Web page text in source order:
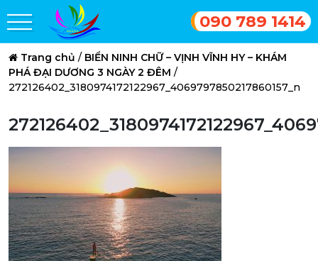
090 789 1414
Trang chủ / BIỂN NINH CHỮ – VỊNH VĨNH HY – KHÁM
PHÁ ĐẠI DƯƠNG 3 NGÀY 2 ĐÊM /
272126402_3180974172122967_4069797850217860157_n